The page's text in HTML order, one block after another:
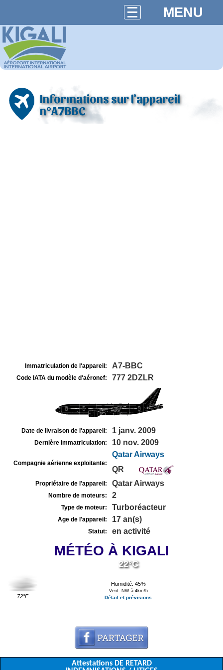
MENU
Informations sur l'appareil
n°A7BBC
Immatriculation de l'appareil: A7-BBC
Code IATA du modèle d'aéronef: 777 2DZLR
Date de livraison de l'appareil: 1 janv. 2009
Dernière immatriculation: 10 nov. 2009
Compagnie aérienne exploitante:
Qatar Airways
QR
Propriétaire de l'appareil: Qatar Airways
Nombre de moteurs: 2
Type de moteur: Turboréacteur
Age de l'appareil: 17 an(s)
Statut: en activité
MÉTÉO À KIGALI
72°F
22°C
Humidité: 45%
Vent: NW à 4km/h
Détail et prévisions
Attestations DE RETARD